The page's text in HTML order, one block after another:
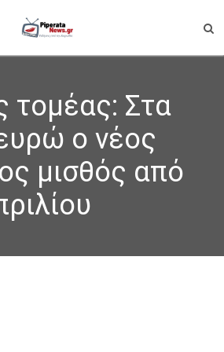
τομέας: Στα
ο νέος
μισθός από